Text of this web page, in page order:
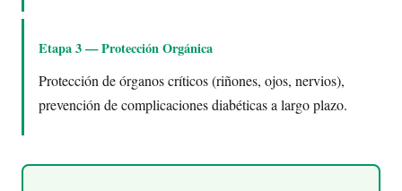
Etapa 3 — Protección Orgánica
Protección de órganos críticos (riñones, ojos, nervios),
prevención de complicaciones diabéticas a largo plazo.